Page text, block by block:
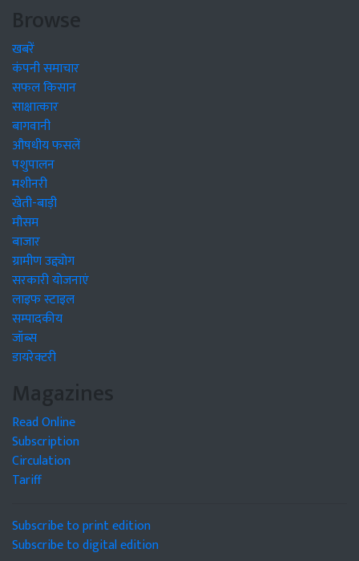
Browse
खबरें
कंपनी समाचार
सफल किसान
साक्षात्कार
बागवानी
औषधीय फसलें
पशुपालन
मशीनरी
खेती-बाड़ी
मौसम
बाजार
ग्रामीण उद्द्योग
सरकारी योजनाएं
लाइफ स्टाइल
सम्पादकीय
जॉब्स
डायरेक्टरी
Magazines
Read Online
Subscription
Circulation
Tariff
Subscribe to print edition
Subscribe to digital edition